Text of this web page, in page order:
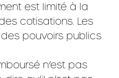
est limité à la
cotisations. Les
pouvoirs publics
n’est pas